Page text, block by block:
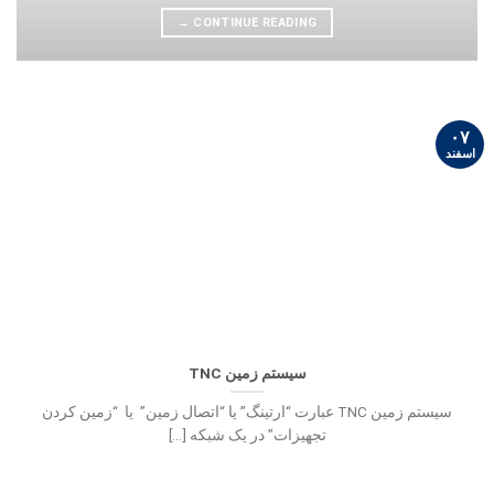
CONTINUE READING
→
سیستم زمین TNC
سیستم زمین TNC عبارت “ارتینگ” یا “اتصال زمین” یا “زمین کردن
تجهیزات” در یک شبکه [...]
۰۷
اسفند